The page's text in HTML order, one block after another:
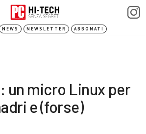
NEWS NEWSLETTER ABBONATI
un micro Linux per
e (forse)